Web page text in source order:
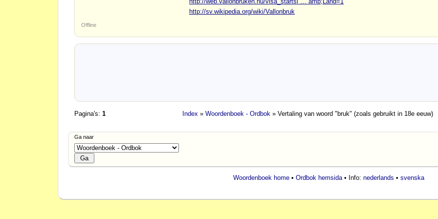
http://sv.wikipedia.org/wiki/Vallonbruk
Offline
Pagina's: 1 Index » Woordenboek - Ordbok » Vertaling van woord "bruk" (zoals gebruikt in 18e eeuw)
Ga naar
Woordenboek home• Ordbok hemsida• Info: nederlands • svenska